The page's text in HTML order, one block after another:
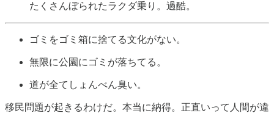
たくさんぼられたラクダ乗り。過酷。
ゴミをゴミ箱に捨てる文化がない。
無限に公園にゴミが落ちてる。
道が全てしょんべん臭い。
移民問題が起きるわけだ。本当に納得。正直いって人間が違